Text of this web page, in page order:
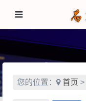
您的位置： 首页 >